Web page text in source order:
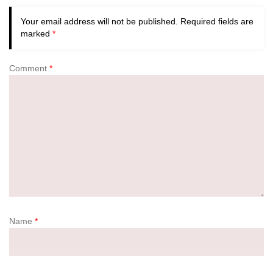
Your email address will not be published.
Required fields are
marked *
Comment *
Name *